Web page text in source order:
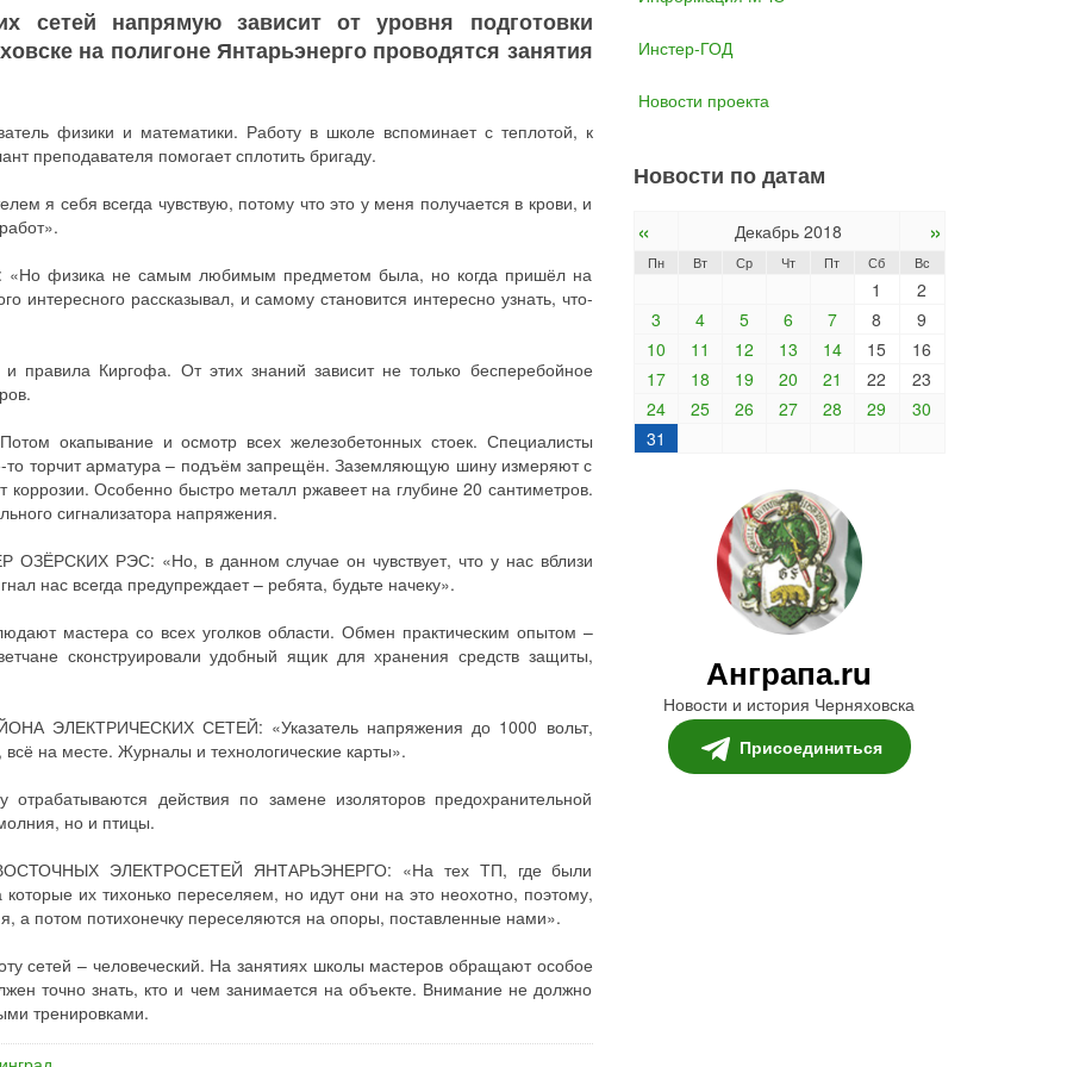
сетей напрямую зависит от уровня подготовки
на полигоне Янтарьэнерго проводятся занятия
физики и математики. Работу в школе вспоминает с теплотой, к
преподавателя помогает сплотить бригаду.
себя всегда чувствую, потому что это у меня получается в крови, и
физика не самым любимым предметом была, но когда пришёл на
интересного рассказывал, и самому становится интересно узнать, что-
правила Киргофа. От этих знаний зависит не только бесперебойное
окапывание и осмотр всех железобетонных стоек. Специалисты
торчит арматура – подъём запрещён. Заземляющую шину измеряют с
Особенно быстро металл ржавеет на глубине 20 сантиметров.
сигнализатора напряжения.
РЭС: «Но, в данном случае он чувствует, что у нас вблизи
нас всегда предупреждает – ребята, будьте начеку».
мастера со всех уголков области. Обмен практическим опытом –
сконструировали удобный ящик для хранения средств защиты,
ЭЛЕКТРИЧЕСКИХ СЕТЕЙ: «Указатель напряжения до 1000 вольт,
на месте. Журналы и технологические карты».
действия по замене изоляторов предохранительной
но и птицы.
ЭЛЕКТРОСЕТЕЙ ЯНТАРЬЭНЕРГО: «На тех ТП, где были
их тихонько переселяем, но идут они на это неохотно, поэтому,
а потом потихонечку переселяются на опоры, поставленные нами».
сетей – человеческий. На занятиях школы мастеров обращают особое
точно знать, кто и чем занимается на объекте. Внимание не должно
тренировками.
Инстер-ГОД
Новости проекта
Новости по датам
« Декабрь 2018 »
Пн Вт Ср Чт Пт Сб Вс
1
2
3
4 5 6 7 8
9
10
11 12 13 14 15
16
17
18 19 20 21 22
23
24
25 26 27 28 29
30
31
Анграпа.ru
Новости и история Черняховска
Присоединиться